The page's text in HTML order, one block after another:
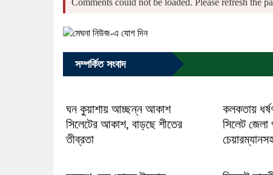
Comments could not be loaded. Please refresh the
সম্পর্কিত সংবাদ
ঘন কুয়াশায় আচ্ছন্ন আকাশ
সিলেটের আকাশ, বাড়ছে শীতের
তীব্রতা
কলকতায়
সিলেট জেলা